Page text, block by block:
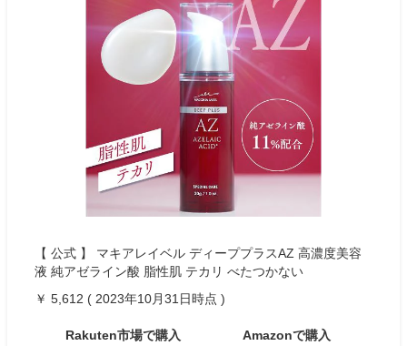
【 公式 】 マキアレイベル ディーププラスAZ 高濃度美容
液 純アゼライン酸 脂性肌 テカリ べたつかない
￥ 5,612 ( 2023年10月31日時点 )
Rakuten市場で購入 Amazonで購入